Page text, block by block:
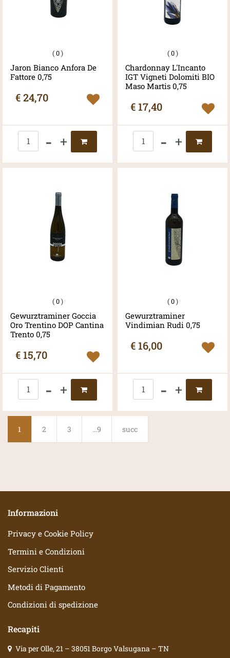
(0)
Jaron Bianco Anfora De
Fattore 0,75
€ 24,70
(0)
Chardonnay L'Incanto
IGT Vigneti Dolomiti BIO
Maso Martis 0,75
€ 17,40
(0)
Gewurztraminer Goccia
Oro Trentino DOP Cantina
Trento 0,75
€ 15,70
(0)
Gewurztraminer
Vindimian Rudi 0,75
€ 16,00
1 2 3 ...9 succ
Informazioni
Privacy e Cookie Policy
Termini e Condizioni
Servizio Clienti
Metodi di Pagamento
Condizioni di spedizione
Recapiti
Via per Olle, 21 – 38051 Borgo Valsugana – TN